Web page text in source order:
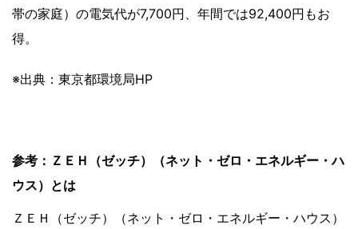
帯の家庭）の電気代が7,700円、年間では92,400円もお
得。
※出典：東京都環境局HP
参考：ＺＥＨ（ゼッチ）（ネット・ゼロ・エネルギー・ハ
ウス）とは
ＺＥＨ（ゼッチ）（ネット・ゼロ・エネルギー・ハウス）